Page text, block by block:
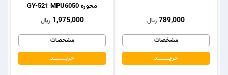
789,000 ریال
مشخصات
خریــــــــــــد
محوره GY-521 MPU6050
1,975,000 ریال
مشخصات
خریــــــــــــد